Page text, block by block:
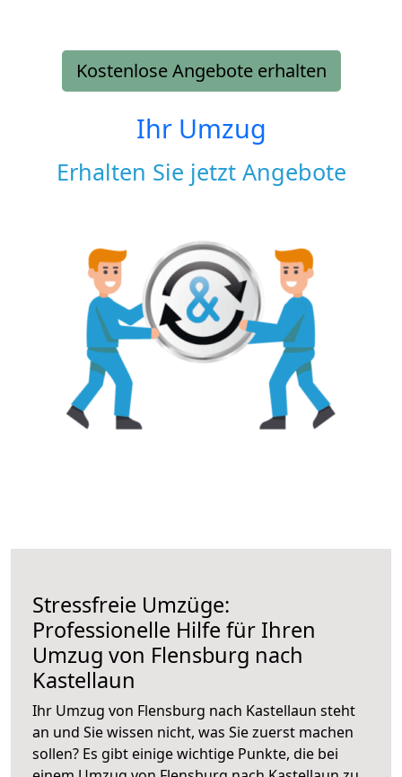
Kostenlose Angebote erhalten
Ihr Umzug
Erhalten Sie jetzt Angebote
Stressfreie Umzüge:
Professionelle Hilfe für Ihren
Umzug von Flensburg nach
Kastellaun
Ihr Umzug von Flensburg nach Kastellaun steht
an und Sie wissen nicht, was Sie zuerst machen
sollen? Es gibt einige wichtige Punkte, die bei